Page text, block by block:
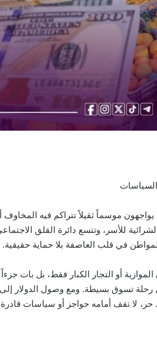
السياسات
يواجهون موسماً ثقيلاً تتراكم فيه المخاوف
الشرائية للأسر، وتتسع دائرة القلق
في قلب العاصفة بلا حماية حقيقية.
أو التجار الكبار فقط، بل بات
رحلة تسوق بسيطة. ومع وصول الدولار
حر، لا تقف أمامه حواجز أو سياسات